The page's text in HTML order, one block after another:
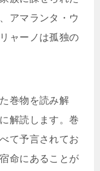
アマランタ・ウ
ャーノは孤独の
巻物を読み解
解読します。巻
て予言されてお
命にあることが